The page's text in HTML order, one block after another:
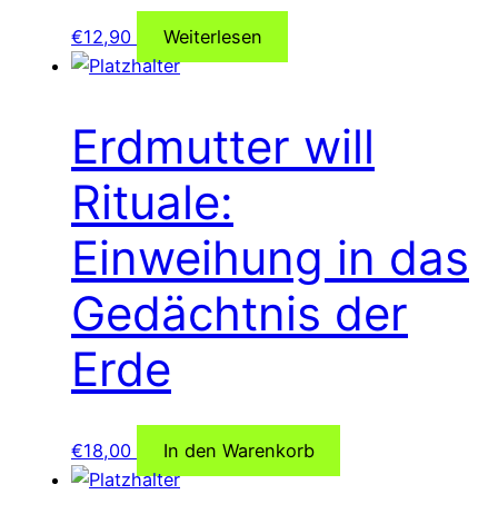
€12,90 Weiterlesen
Erdmutter will
Rituale:
Einweihung in das
Gedächtnis der
Erde
€18,00 In den Warenkorb